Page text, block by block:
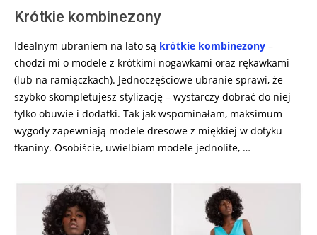
Krótkie kombinezony
Idealnym ubraniem na lato są krótkie kombinezony –
chodzi mi o modele z krótkimi nogawkami oraz rękawkami
(lub na ramiączkach). Jednoczęściowe ubranie sprawi, że
szybko skompletujesz stylizację – wystarczy dobrać do niej
tylko obuwie i dodatki. Tak jak wspominałam, maksimum
wygody zapewniają modele dresowe z miękkiej w dotyku
tkaniny. Osobiście, uwielbiam modele jednolite, …